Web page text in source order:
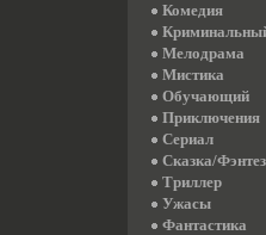
Комедия
Мелодрама
Мистика
Обучающий
Приключения
Сериал
Сказка/
Триллер
Ужасы
Фантастика